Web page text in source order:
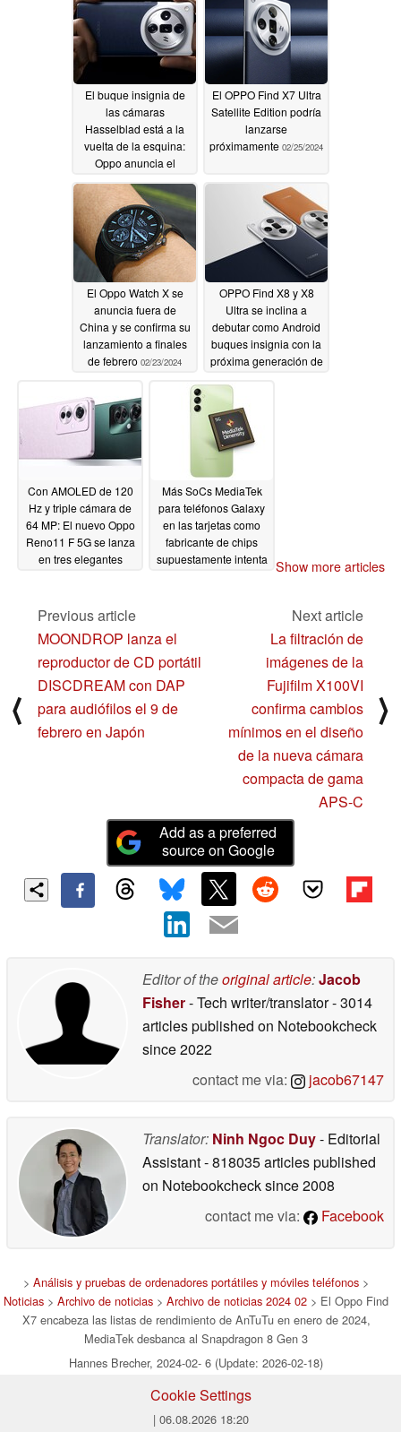
El buque insignia de
las cámaras
Hasselblad está a la
vuelta de la esquina:
Oppo anuncia el
Find X a Europa
02/28/2024
El OPPO Find X7 Ultra
Satellite Edition podría
lanzarse
próximamente 02/25/2024
El Oppo Watch X se
anuncia fuera de
China y se confirma su
lanzamiento a finales
de febrero 02/23/2024
OPPO Find X8 y X8
Ultra se inclina a
debutar como Android
buques insignia con la
próxima generación de
Con AMOLED de 120
Hz y triple cámara de
64 MP: El nuevo Oppo
Reno11 F 5G se lanza
en tres elegantes
Más SoCs MediaTek
para teléfonos Galaxy
en las tarjetas como
fabricante de chips
supuestamente intenta Show more articles
⟨
Previous article
MOONDROP lanza el
reproductor de CD portátil
DISCDREAM con DAP
para audiófilos el 9 de
febrero en Japón
Next article
La filtración de
imágenes de la
Fujifilm X100VI
confirma cambios
mínimos en el diseño
de la nueva cámara
compacta de gama
APS-C
⟩
Add as a preferred
source on Google
Editor of theoriginal article:Jacob
Fisher- Tech writer/translator- 3014
articles published on Notebookcheck
since 2022
contact me via:
jacob67147
Translator: Ninh Ngoc Duy- Editorial
Assistant- 818035 articles published
on Notebookchecksince 2008
contact me via:
Facebook
> Análisis y pruebas de ordenadores portátiles y móviles teléfonos >
Noticias > Archivo de noticias > Archivo de noticias 2024 02 > El Oppo Find
X7 encabeza las listas de rendimiento de AnTuTu en enero de 2024,
MediaTek desbanca al Snapdragon 8 Gen 3
Hannes Brecher, 2024-02- 6 (Update: 2026-02-18)
Cookie Settings
| 06.08.2026 18:20